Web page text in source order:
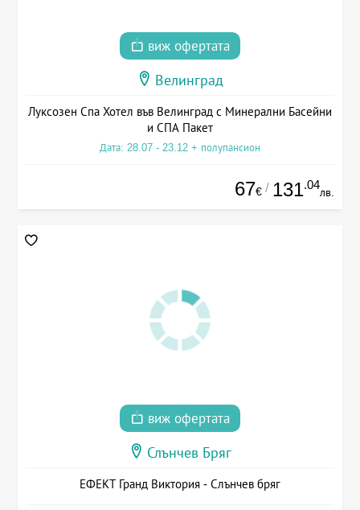
виж офертата
Велинград
Луксозен Спа Хотел във Велинград с Минерални Басейни
и СПА Пакет
Дата: 28.07 - 23.12 + полупансион
67€ / 131.04
лв.
виж офертата
Слънчев Бряг
ЕФЕКТ Гранд Виктория - Слънчев бряг